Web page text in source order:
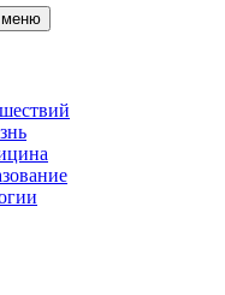
меню